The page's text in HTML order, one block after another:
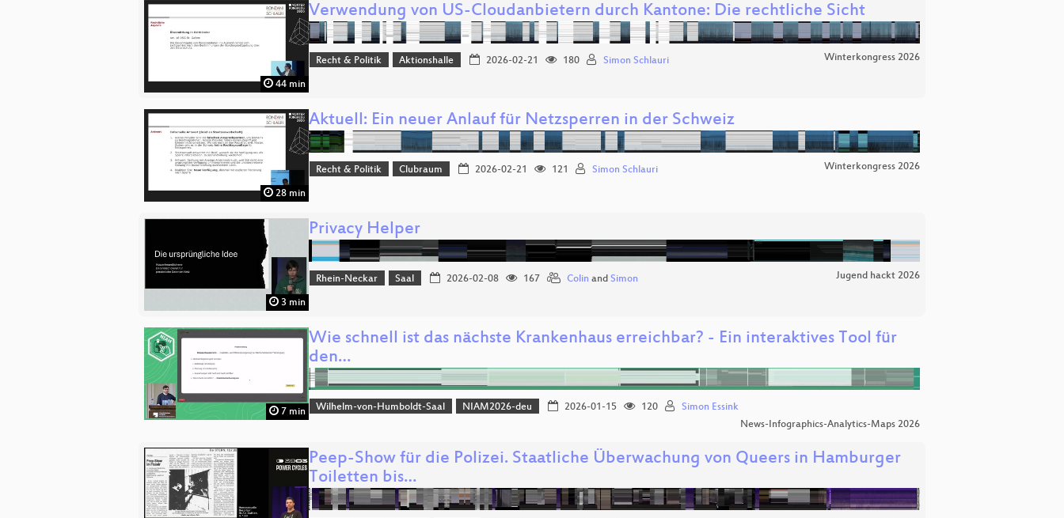
44 min
Verwendung von US-Cloudanbietern durch Kantone: Die rechtliche Sicht
Recht & Politik Aktionshalle 2026-02-21 180 Simon Schlauri Winterkongress 2026
28 min
Aktuell: Ein neuer Anlauf für Netzsperren in der Schweiz
Recht & Politik Clubraum 2026-02-21 121 Simon Schlauri Winterkongress 2026
3 min
Privacy Helper
Rhein-Neckar Saal 2026-02-08 167 Colin and Simon Jugend hackt 2026
7 min
Wie schnell ist das nächste Krankenhaus erreichbar? - Ein interaktives Tool für
den…
Wilhelm-von-Humboldt-Saal NIAM2026-deu 2026-01-15 120
Simon Essink
News-Infographics-Analytics-Maps 2026
Peep-Show für die Polizei. Staatliche Überwachung von Queers in Hamburger
Toiletten bis…